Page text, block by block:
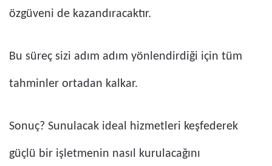
özgüveni de kazandıracaktır.
Bu süreç sizi adım adım yönlendirdiği için tüm
tahminler ortadan kalkar.
Sonuç? Sunulacak ideal hizmetleri keşfederek
güçlü bir işletmenin nasıl kurulacağını